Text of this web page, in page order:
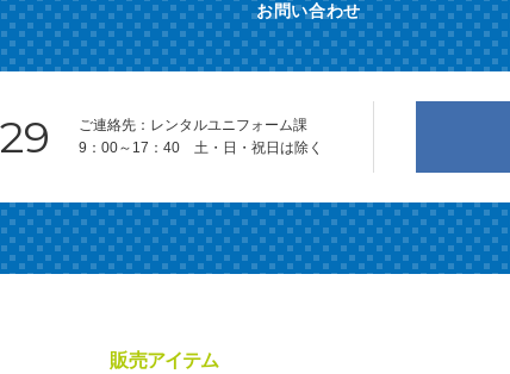
お問い合わせ
ご連絡先：レンタルユニフォーム課
9：00～17：40 土・日・祝日は除く
販売アイテム